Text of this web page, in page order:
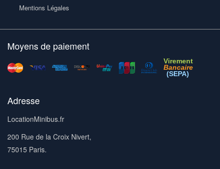
Mentions Légales
Moyens de paiement
Virement
Bancaire
(SEPA)
Adresse
LocationMinibus.fr
200 Rue de la Croix Nivert,
75015 Paris.